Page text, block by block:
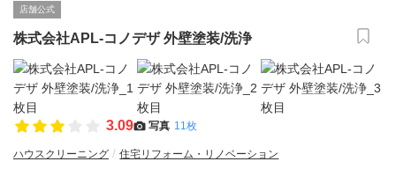
店舗公式
株式会社APL-コノデザ 外壁塗装/洗浄
3.09 写真 11枚
ハウスクリーニング 住宅リフォーム・リノベーション